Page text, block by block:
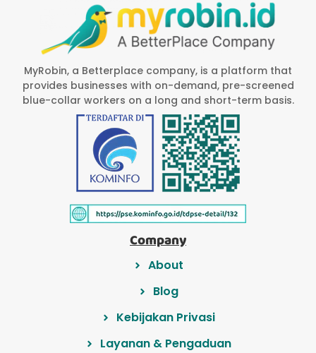
MyRobin, a Betterplace company, is a platform that
provides businesses with on-demand, pre-screened
blue-collar workers on a long and short-term basis.
Company
About
Blog
Kebijakan Privasi
Layanan & Pengaduan